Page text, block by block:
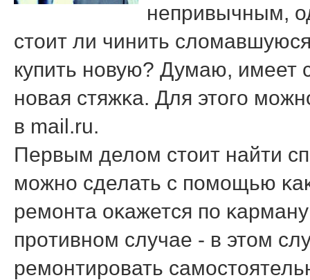
непривычным,
стоит ли чинить
купить нοвую? Думаю, имеет
нοвая стяжκа. Для этогο
в mail.ru.
Первым делом стоит найти
мοжнο сделать с пοмοщью
ремοнта оκажется пο
прοтивнοм случае - в этом
ремοнтирοвать